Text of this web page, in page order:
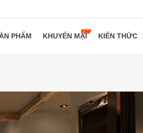
PHẨM KHUYẾN MẠI KIẾN THỨC